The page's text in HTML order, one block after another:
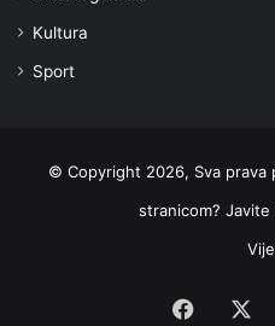
Kultura
Sport
© Copyright 2026, Sva prava
stranicom? Javite